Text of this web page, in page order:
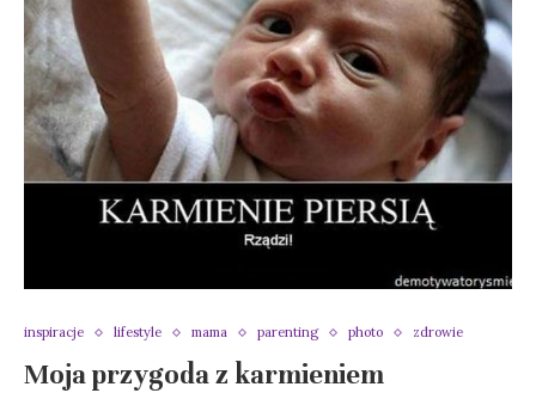
inspiracje lifestyle mama parenting photo zdrowie
Moja przygoda z karmieniem